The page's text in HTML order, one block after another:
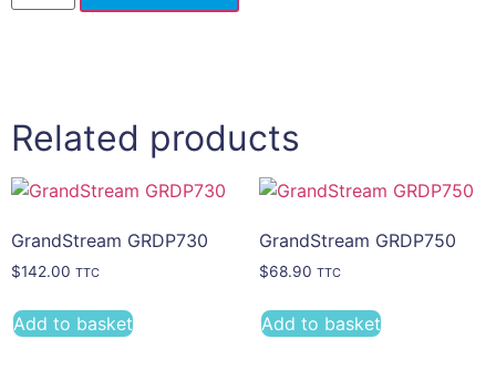
Related products
GrandStream GRDP730
$142.00 TTC
Add to basket
GrandStream GRDP750
$68.90 TTC
Add to basket